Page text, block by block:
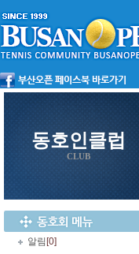
동호인클럽
CLUB
알림 [0]